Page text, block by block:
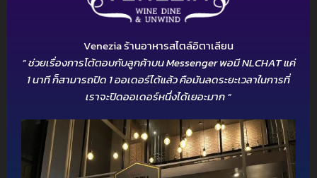
Venezia ร้านอาหารสไตล์อิตาเลียน
” ช่วยเรื่องการโต้ตอบกับลูกค้าบน Messenger พอมี NLCHAT แค่
1 นาที ก็สามารถปิด 1 ออเดอร์ได้แล้ว คือมันลดระยะเวลาในการที่
เราจะปิดออเดอร์หนึ่งได้เยอะมาก “